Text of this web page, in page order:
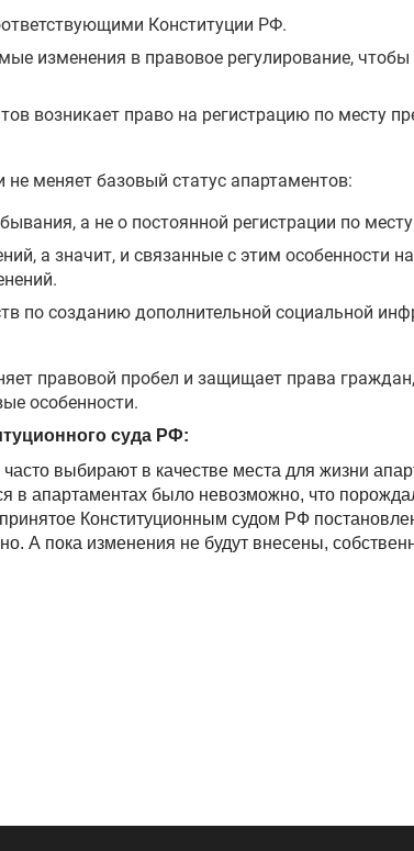
Конституции РФ.
изменения в правовое регулирование,
возникает право на регистрацию по месту
меняет базовый статус апартаментов:
а не о постоянной регистрации по
а значит, и связанные с этим особенности
по созданию дополнительной социальной
правовой пробел и защищает права
особенности.
суда РФ:
выбирают в качестве места для жизни
в апартаментах было невозможно, что
Конституционным судом РФ
А пока изменения не будут внесены,